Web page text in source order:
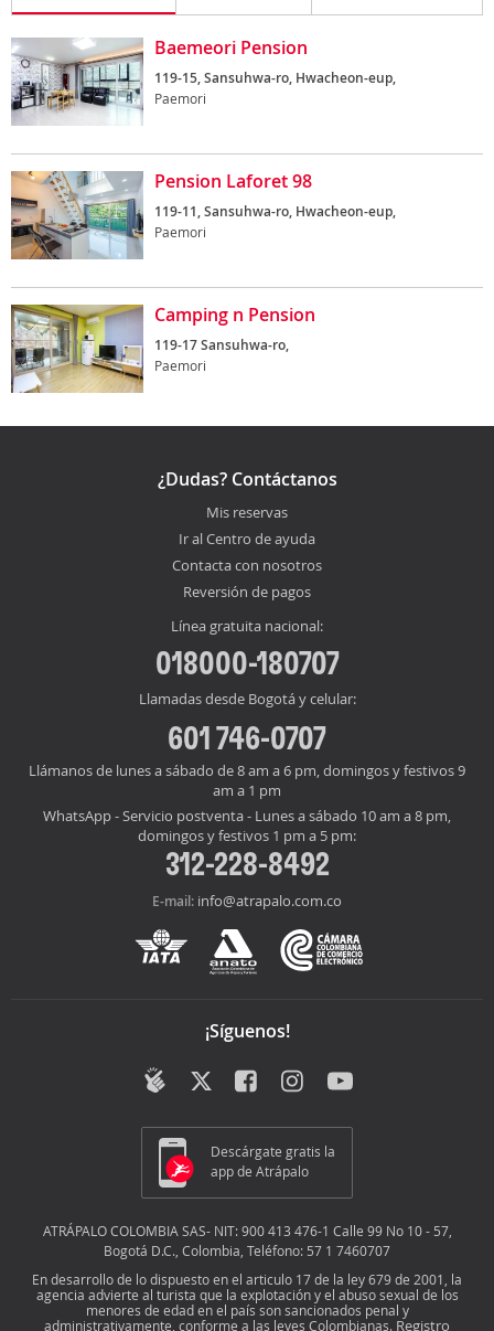
Baemeori Pension
119-15, Sansuhwa-ro, Hwacheon-eup,
Paemori
Pension Laforet 98
119-11, Sansuhwa-ro, Hwacheon-eup,
Paemori
Camping n Pension
119-17 Sansuhwa-ro,
Paemori
¿Dudas? Contáctanos
Mis reservas
Ir al Centro de ayuda
Contacta con nosotros
Reversión de pagos
Línea gratuita nacional:
018000-180707
Llamadas desde Bogotá y celular:
601 746-0707
Llámanos de lunes a sábado de 8 am a 6 pm, domingos y festivos 9
am a 1 pm
WhatsApp - Servicio postventa - Lunes a sábado 10 am a 8 pm,
domingos y festivos 1 pm a 5 pm:
312-228-8492
E-mail: info@atrapalo.com.co
¡Síguenos!
Descárgate gratis la
app de Atrápalo
ATRÁPALO COLOMBIA SAS- NIT: 900 413 476-1 Calle 99 No 10 - 57,
Bogotá D.C., Colombia, Teléfono: 57 1 7460707
En desarrollo de lo dispuesto en el articulo 17 de la ley 679 de 2001, la
agencia advierte al turista que la explotación y el abuso sexual de los
menores de edad en el país son sancionados penal y
administrativamente, conforme a las leyes Colombianas. Registro